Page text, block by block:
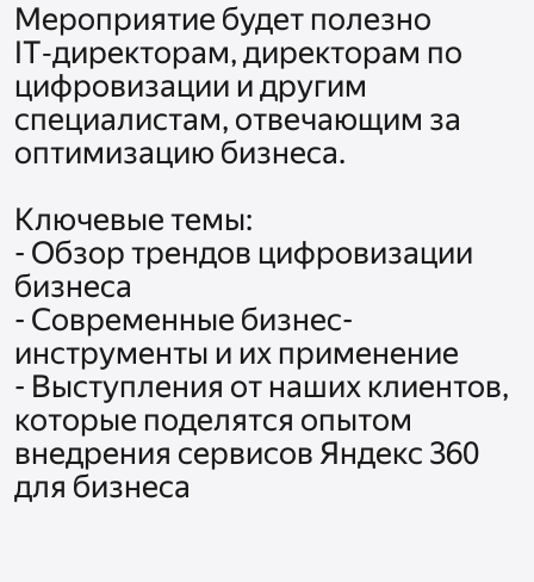
Мероприятие будет полезно
IT‑директорам, директорам по
цифровизации и другим
специалистам, отвечающим за
оптимизацию бизнеса.
Ключевые темы:
- Обзор трендов цифровизации
бизнеса
- Современные бизнес-
инструменты и их применение
- Выступления от наших клиентов,
которые поделятся опытом
внедрения сервисов Яндекс 360
для бизнеса